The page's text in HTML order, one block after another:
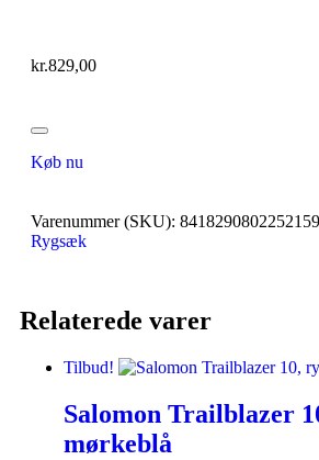
kr.829,00
Køb nu
Varenummer (SKU):
Rygsæk
Relaterede varer
Tilbud!
Salomon Trailblazer
mørkeblå